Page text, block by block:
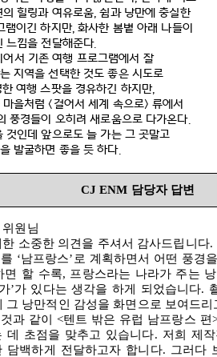
힐링과 여유로움,쉼과 낭만에 충실한
램이긴 하지만,화사한 봄볕 아래 나들이
느낌을 전달해준다.
어서 기존 여행 프로그램에서 잘
지역을 선택한 것도 좋은 시도로
여행 스팟을 경유하긴 하지만,
마을처럼<걸어서 세계 속으로>류에서
풍경들이 오히려 새로움으로 다가온다.
것인데 앞으로도 늘 가는 그 곳말고
발굴하면 좋을 듯 하다.
CJ ENM 담당자 답변
원님
소중한 의견을 주셔서 감사드립니다.
‘남프랑스’ 로 계획하면서 어떤 풍경
면 할 수록, 프랑스라는 나라가 주는
’가 있다는 생각을 하게 되었습니다.
그 낭만적인 감성을 화면으로 보여드
과 같이
<텐트 밖은 유럽 남프랑스 편
데 초점을 맞추고 있습니다. 저희 제
담백하게 전달하고자 합니다. 그러다